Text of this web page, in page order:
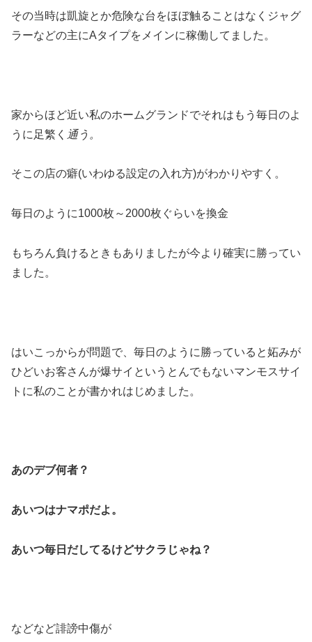
その当時は凱旋とか危険な台をほぼ触ることはなくジャグ
ラーなどの主にAタイプをメインに稼働してました。
家からほど近い私のホームグランドでそれはもう毎日のよ
うに足繁く 通う。
そこの店の癖(いわゆる設定の入れ方)がわかりやすく。
毎日のように1000枚～2000枚ぐらいを換金
もちろん負けるときもありましたが今より確実に勝ってい
ました。
はいこっからが問題で、毎日のように勝っていると妬みが
ひどいお客さんが爆サイというとんでもないマンモスサイ
トに私のことが書かれはじめました。
あのデブ何者？
あいつはナマポだよ。
あいつ毎日だしてるけどサクラじゃね？
などなど誹謗中傷が